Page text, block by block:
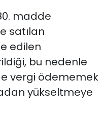
madde
satılan
edilen
bu nedenle
vergi ödememek
yükseltmeye